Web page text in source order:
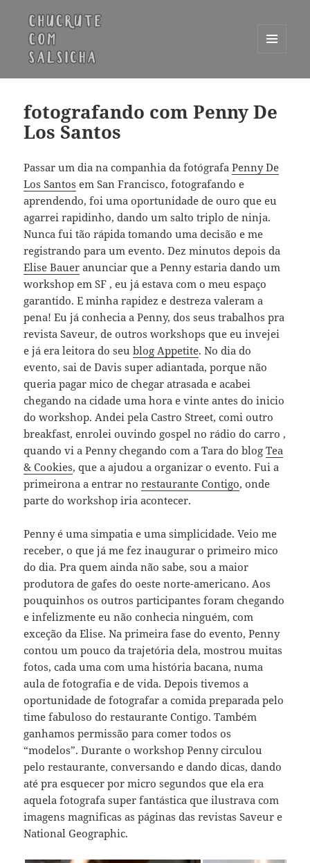
WIDGETS
fotografando com Penny De
Los Santos
Passar um dia na companhia da fotógrafaPenny De
Los Santos em San Francisco, fotografando e
aprendendo, foi uma oportunidade de ouro que eu
agarrei rapidinho, dando um salto triplo de ninja.
Nunca fui tão rápida tomando uma decisão e me
registrando para um evento. Dez minutos depois da
Elise Bauer anunciar que a Penny estaria dando um
workshop em SF , eu já estava com o meu espaço
garantido. E minha rapidez e destreza valeram a
pena! Eu já conhecia a Penny, dos seus trabalhos pra
revista Saveur, de outros workshops que eu invejei
e já era leitora do seublog Appetite. No dia do
evento, sai de Davis super adiantada, porque não
queria pagar mico de chegar atrasada e acabei
chegando na cidade uma hora e vinte antes do inicio
do workshop. Andei pela Castro Street, comi outro
breakfast, enrolei ouvindo gospel no rádio do carro ,
quando vi a Penny chegando com a Tara do blogTea
& Cookies, que a ajudou a organizar o evento. Fui a
primeirona a entrar norestaurante Contigo, onde
parte do workshop iria acontecer.
Penny é uma simpatia e uma simplicidade. Veio me
receber, o que já me fez inaugurar o primeiro mico
do dia. Pra quem ainda não sabe, sou a maior
produtora de gafes do oeste norte-americano. Aos
pouquinhos os outros participantes foram chegando
e infelizmente eu não conhecia ninguém, com
exceção da Elise. Na primeira fase do evento, Penny
contou um pouco da trajetória dela, mostrou muitas
fotos, cada uma com uma história bacana, numa
aula de fotografia e de vida. Depois tivemos a
oportunidade de fotografar a comida preparada pelo
time fabuloso do restaurante Contigo. Também
ganhamos permissão para comer todos os
“modelos”. Durante o workshop Penny circulou
pelo restaurante, conversando e dando dicas, dando
até pra esquecer por micro segundos que ela era
aquela fotografa super fantástica que ilustrava com
imagens magnificas as páginas das revistas Saveur e
National Geographic.